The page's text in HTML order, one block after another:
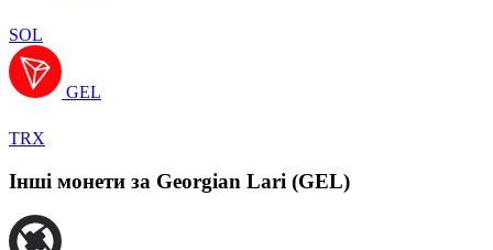
SOL
GEL
TRX
Інші монети за Georgian Lari (GEL)